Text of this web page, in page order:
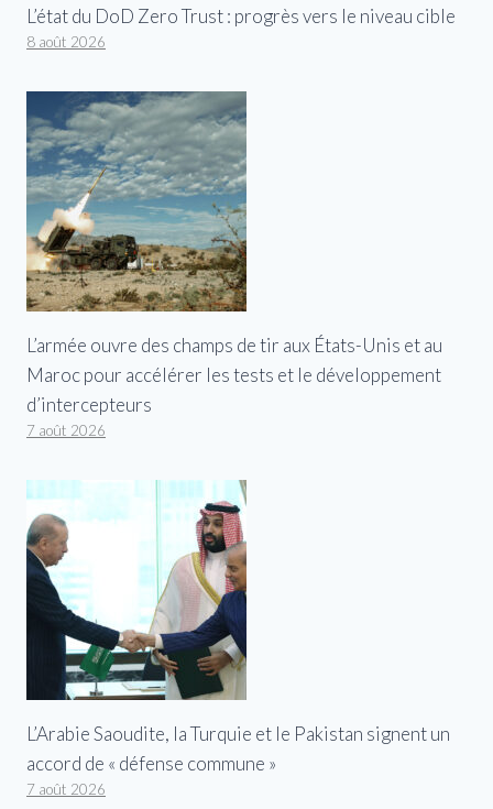
L’état du DoD Zero Trust : progrès vers le niveau cible
8 août 2026
L’armée ouvre des champs de tir aux États-Unis et au
Maroc pour accélérer les tests et le développement
d’intercepteurs
7 août 2026
L’Arabie Saoudite, la Turquie et le Pakistan signent un
accord de « défense commune »
7 août 2026